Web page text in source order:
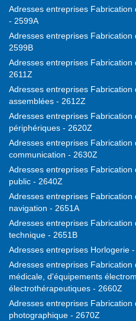
Adresses entreprises
- 2599A
Adresses entreprises
2599B
Adresses entreprises
2611Z
Adresses entreprises
assemblées - 2612Z
Adresses entreprises
périphériques - 2620Z
Adresses entreprises Fabrication
communication - 2630Z
Adresses entreprises
public - 2640Z
Adresses entreprises
navigation - 2651A
Adresses entreprises
technique - 2651B
Adresses entreprises Horlogerie
Adresses entreprises
médicale, d'équipements
électrothérapeutiques - 2660Z
Adresses entreprises
photographique - 2670Z